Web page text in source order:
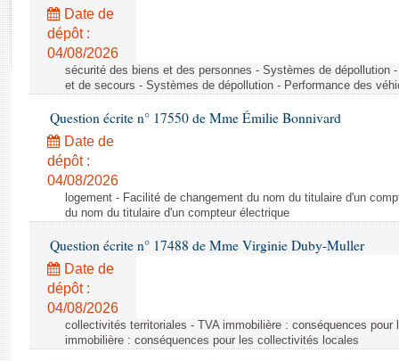
Rapports législatifs
Rapports sur l'application des lois
Baromètre de l’application des lois
Dossiers législatifs
Budget et sécurité sociale
Questions écrites et orales
Comptes rendus des débats
Date de
dépôt :
04/08/2026
sécurité des biens et des personnes - Systèmes de dépollution
et de secours - Systèmes de dépollution - Performance des
Question écrite n° 17550 de Mme Émilie Bonnivard
Date de
dépôt :
04/08/2026
logement - Facilité de changement du nom du titulaire d'un
du nom du titulaire d'un compteur électrique
Question écrite n° 17488 de Mme Virginie Duby-Muller
Date de
dépôt :
04/08/2026
collectivités territoriales - TVA immobilière : conséquences
immobilière : conséquences pour les collectivités locales